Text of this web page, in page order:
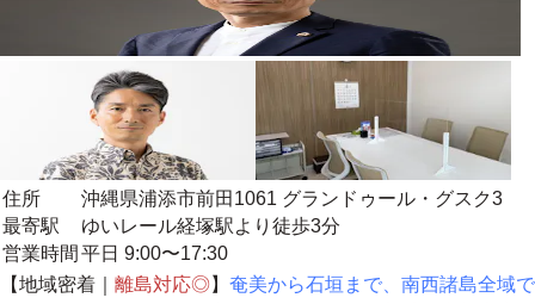
住所
沖縄県浦添市前田1061 グランドゥール・グスク3
最寄駅
ゆいレール経塚駅より徒歩3分
営業時間 平日 9:00〜17:30
【地域密着 離島対応◎】 奄美から石垣まで、南西諸島全域で